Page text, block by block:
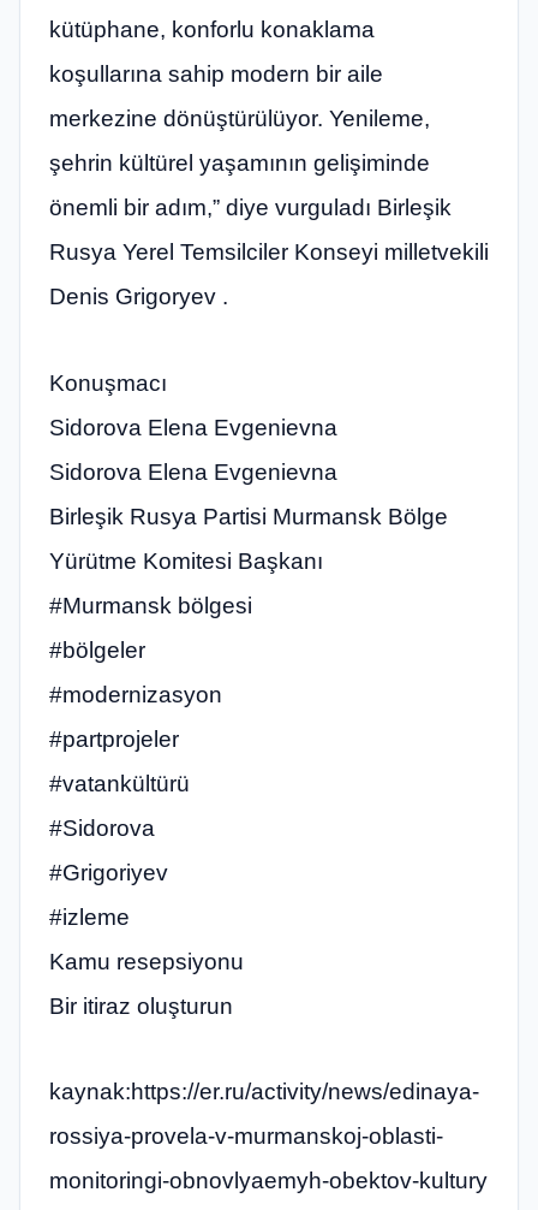
kütüphane, konforlu konaklama
koşullarına sahip modern bir aile
merkezine dönüştürülüyor. Yenileme,
şehrin kültürel yaşamının gelişiminde
önemli bir adım,” diye vurguladı Birleşik
Rusya Yerel Temsilciler Konseyi milletvekili
Denis Grigoryev .
Konuşmacı
Sidorova Elena Evgenievna
Sidorova Elena Evgenievna
Birleşik Rusya Partisi Murmansk Bölge
Yürütme Komitesi Başkanı
#Murmansk bölgesi
#bölgeler
#modernizasyon
#partprojeler
#vatankültürü
#Sidorova
#Grigoriyev
#izleme
Kamu resepsiyonu
Bir itiraz oluşturun
kaynak:https://er.ru/activity/news/edinaya-
rossiya-provela-v-murmanskoj-oblasti-
monitoringi-obnovlyaemyh-obektov-kultury